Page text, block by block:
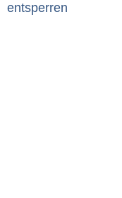
entsperren